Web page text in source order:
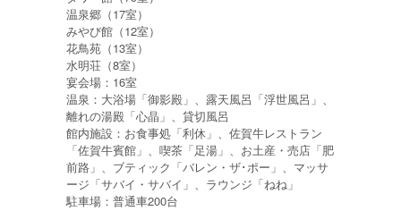
温泉郷（17室）
みやび館（12室）
花鳥苑（13室）
水明荘（8室）
宴会場：16室
温泉：大浴場「御影殿」、露天風呂「浮世風呂」、
離れの湯殿「心晶」、貸切風呂
館内施設：お食事処「利休」、佐賀牛レストラン
「佐賀牛賓館」、喫茶「足湯」、お土産・売店「肥
前路」、ブティック「バレン・ザ･ポー」、マッサ
ージ「サバイ・サバイ」、ラウンジ「ねね」
駐車場：普通車200台